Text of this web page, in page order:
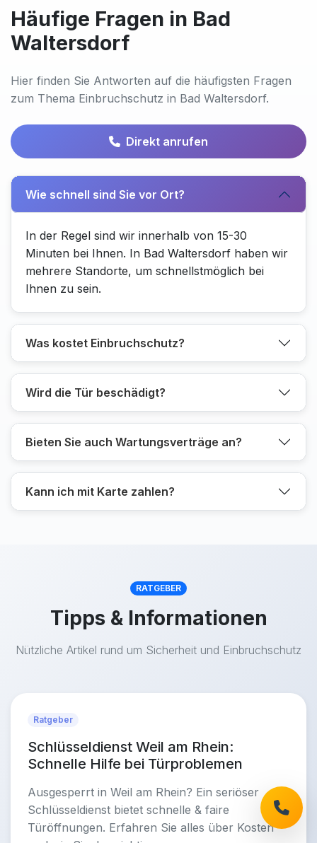
Häufige Fragen in Bad
Waltersdorf
Hier finden Sie Antworten auf die häufigsten Fragen
zum Thema Einbruchschutz in Bad Waltersdorf.
Direkt anrufen
Wie schnell sind Sie vor Ort?
In der Regel sind wir innerhalb von 15-30
Minuten bei Ihnen. In Bad Waltersdorf haben wir
mehrere Standorte, um schnellstmöglich bei
Ihnen zu sein.
Was kostet Einbruchschutz?
Wird die Tür beschädigt?
Bieten Sie auch Wartungsverträge an?
Kann ich mit Karte zahlen?
RATGEBER
Tipps & Informationen
Nützliche Artikel rund um Sicherheit und Einbruchschutz
Ratgeber
Schlüsseldienst Weil am Rhein:
Schnelle Hilfe bei Türproblemen
Ausgesperrt in Weil am Rhein? Ein seriöser
Schlüsseldienst bietet schnelle & faire
Türöffnungen. Erfahren Sie alles über Kosten